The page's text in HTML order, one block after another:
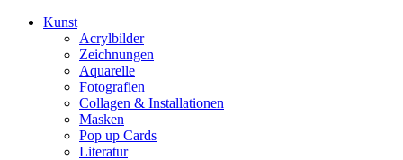
Kunst
Acrylbilder
Zeichnungen
Aquarelle
Fotografien
Collagen & Installationen
Masken
Pop up Cards
Literatur